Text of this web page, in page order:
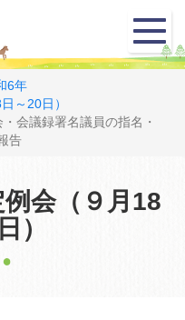
メ
ニ
ュ
6年
～20日）
会議録署名議員の指名・
告
会（９月18
）